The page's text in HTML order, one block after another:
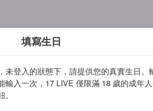
填寫生日
未登入的狀態下，請提供您的真實生日。
輸入一次，17 LIVE 僅限滿 18 歲的成年人